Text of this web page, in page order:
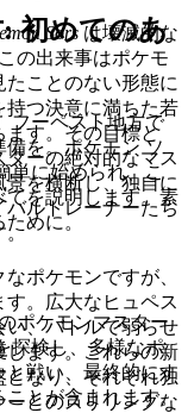
Sors は壊滅的な
の出来事はポケモ
ことのない形態に
持つ決意に満ちた若
ます。その目標と
ーの絶対的なマス
を横断し、独自に
ルトレーナーたち
。
ポケモンですが、
。広大なヒュペス
い、バトルで弱らせ
します。これらの新
なり、それぞれ独
とのスリリングな
初めてのあ
フーペスト地方で
を。ポケモン ソ
単に始められ、こ
てを説明します。素
めに。
ポケモンマスター
探検し、多様なポ
戦い、最終的にす
とが含まれます。